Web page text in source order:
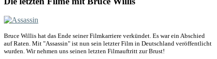
Bruce Willis hat das Ende seiner Filmkarriere verkündet. Es war ein Abschied
auf Raten. Mit "Assassin" ist nun sein letzter Film in Deutschland veröffentlicht
wurden. Wir nehmen uns seinen letzten Filmauftritt zur Brust!